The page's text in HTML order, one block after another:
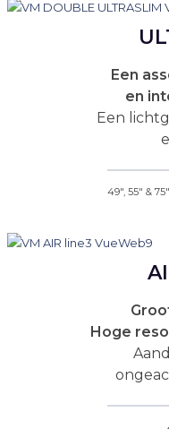
Een
en
Een
49", 55" &
Hoge